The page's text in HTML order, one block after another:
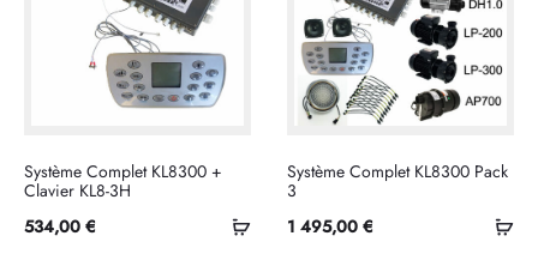
Ajouter
Système Complet KL8300 +
Clavier KL8-3H
534,00 €
Système Complet KL8300 Pack
3
1 495,00 €